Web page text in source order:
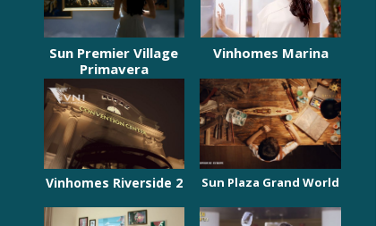
Sun Premier Village
Primavera
Sun Plaza Grand World
Vinhomes Marina
Vinhomes Riverside 2